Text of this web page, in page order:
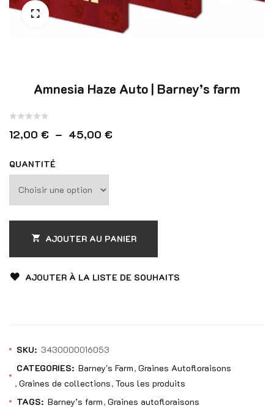
Amnesia Haze Auto | Barney’s farm
Note
sur
12,00 € – 45,00 €Plage de prix : 12,00 € à
QUANTITÉ
AJOUTER AU PANIER
AJOUTER À LA LISTE DE SOUHAITS
SKU: 3430000016053
CATEGORIES: Barney's Farm Graines Autofloraisons
Graines de collections Tous les produits
TAGS: Barney’s farm Graines autofloraisons